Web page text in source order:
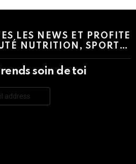
LES NEWS ET PROFITE
NUTRITION, SPORT…
soin de toi